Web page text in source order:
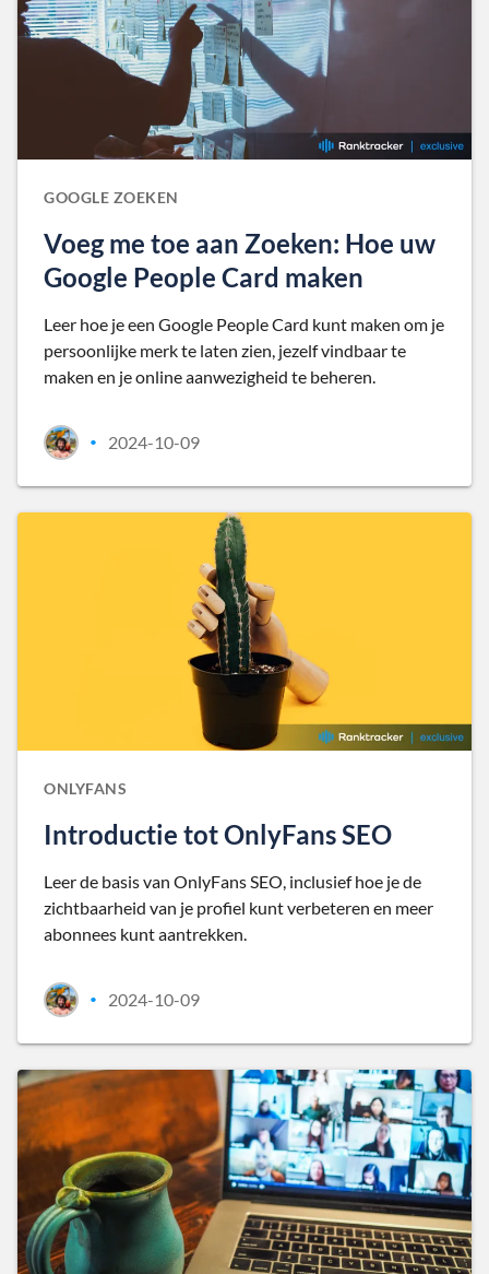
GOOGLE ZOEKEN
Voeg me toe aan Zoeken: Hoe uw
Google People Card maken
Leer hoe je een Google People Card kunt maken om je
persoonlijke merk te laten zien, jezelf vindbaar te
maken en je online aanwezigheid te beheren.
• 2024-10-09
ONLYFANS
Introductie tot OnlyFans SEO
Leer de basis van OnlyFans SEO, inclusief hoe je de
zichtbaarheid van je profiel kunt verbeteren en meer
abonnees kunt aantrekken.
• 2024-10-09